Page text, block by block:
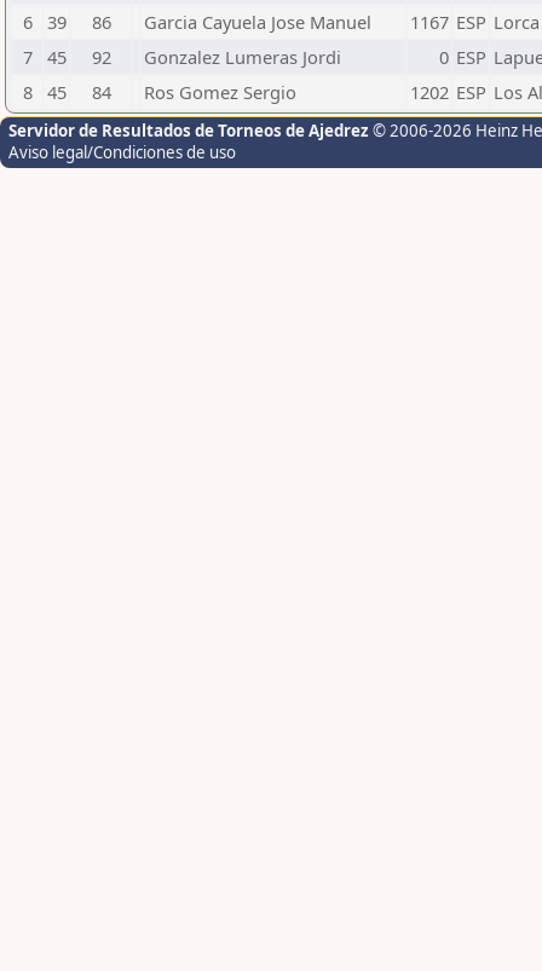
6 39 86 Garcia Cayuela Jose Manuel 1167 ESP Lorca
7 45 92 Gonzalez Lumeras Jordi 0 ESP
8 45 84 Ros Gomez Sergio 1202 ESP Los
Servidor de Resultados de Torneos de Ajedrez © 2006-2026 Heinz
Aviso legal/Condiciones de uso